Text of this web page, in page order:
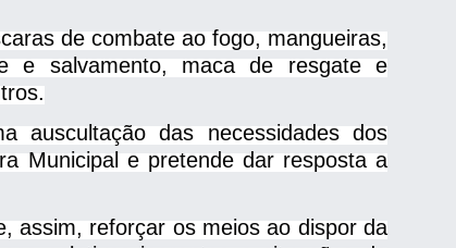
de combate ao fogo, mangueiras,
e salvamento, maca de resgate e
auscultação das necessidades dos
Municipal e pretende dar resposta a
assim, reforçar os meios ao dispor da